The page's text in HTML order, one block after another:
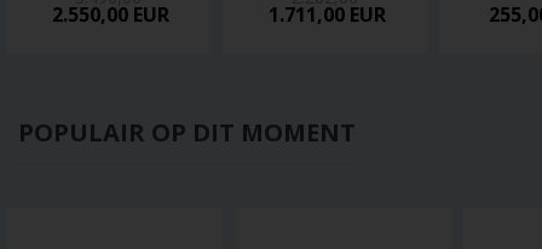
2.550,00 EUR 1.711,00 EUR
POPULAIR OP DIT MOMENT